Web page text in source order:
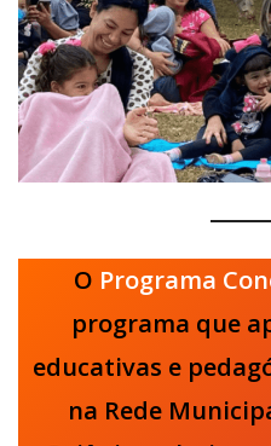
O Programa
programa que
educativas e
na Rede